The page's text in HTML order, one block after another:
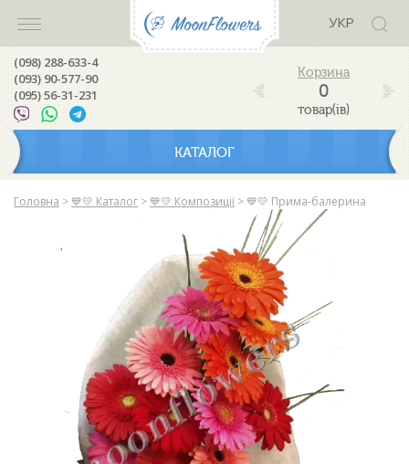
УКР
(098) 288-633-4
(093) 90-577-90
(095) 56-31-231
0
товар(ів)
КАТАЛОГ
Головна > 💙💛 Каталог > 💙💛 Композиції > 💙💛 Прима-балерина